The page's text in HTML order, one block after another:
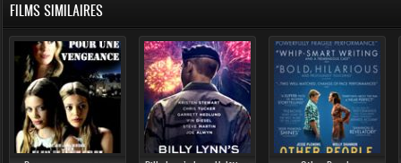
FILMS SIMILAIRES